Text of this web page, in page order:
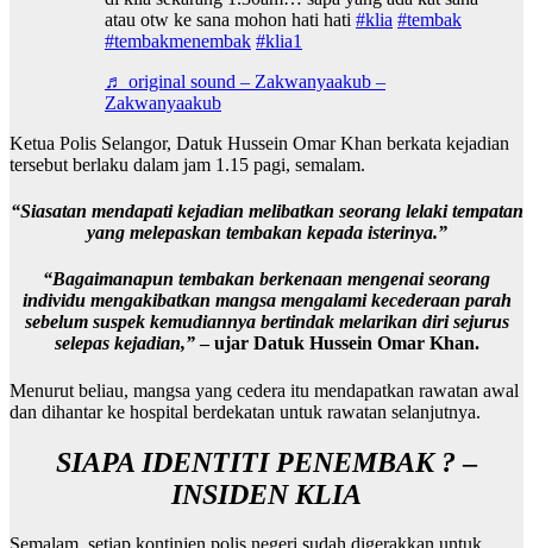
atau otw ke sana mohon hati hati #klia #tembak
#tembakmenembak #klia1
♬ original sound – Zakwanyaakub –
Zakwanyaakub
Ketua Polis Selangor, Datuk Hussein Omar Khan berkata kejadian
tersebut berlaku dalam jam 1.15 pagi, semalam.
“Siasatan mendapati kejadian melibatkan seorang lelaki tempatan
yang melepaskan tembakan kepada isterinya.”
“Bagaimanapun tembakan berkenaan mengenai seorang
individu mengakibatkan mangsa mengalami kecederaan parah
sebelum suspek kemudiannya bertindak melarikan diri sejurus
selepas kejadian,”– ujar Datuk Hussein Omar Khan.
Menurut beliau, mangsa yang cedera itu mendapatkan rawatan awal
dan dihantar ke hospital berdekatan untuk rawatan selanjutnya.
SIAPA IDENTITI PENEMBAK ?–
INSIDEN KLIA